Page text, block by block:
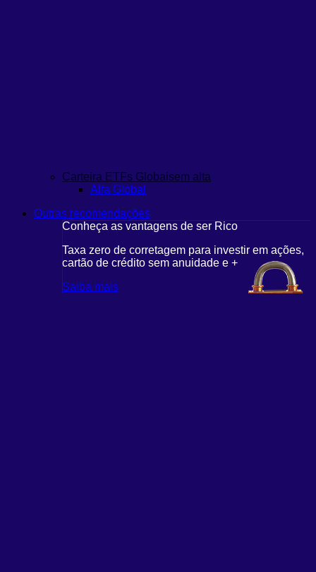
Carteira ETFs Globaisem alta
Alfa Global
Outras recomendações
Conheça as vantagens de ser Rico
Taxa zero de corretagem para investir em ações,
cartão de crédito sem anuidade e +
Saiba mais